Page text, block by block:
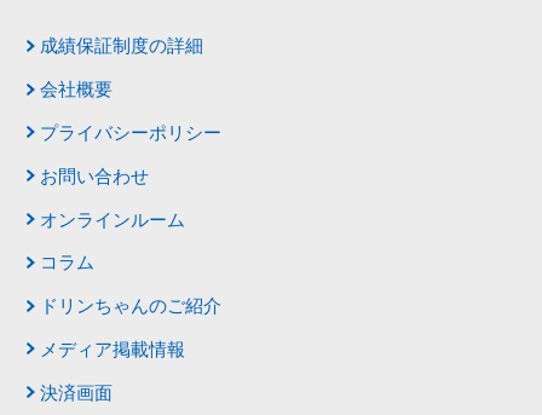
成績保証制度の詳細
会社概要
プライバシーポリシー
お問い合わせ
オンラインルーム
コラム
ドリンちゃんのご紹介
メディア掲載情報
決済画面